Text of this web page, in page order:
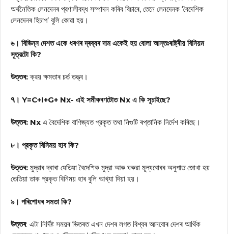
অর্থনৈতিক লেনদেনৰ প্রণালীবদ্ধ সম্পাদন কৰিব বিচাৰে, তেনে লেনদেনক ‘বৈদেশিক
লেনদেনৰ হিচাপ’ বুলি কোৱা হয়।
৬। বিভিন্ন দেশত একে ধৰণৰ দ্ৰব্যৰ দাম একেই হয় বোলা আন্তঃৰাষ্ট্ৰীয় বিনিয়ম
সূত্রটো কি?
উত্তৰ:ক্রয় ক্ষমতাৰ চৰ্ত তত্ত্ব।
۹। Y=C+I+G+ Nx- এই সমীকৰণটোত Nx এ কি সূচাইছে?
উত্তৰ: Nx এ বৈদেশিক বাণিজ্যত প্রকৃত তথা নিগুটি ৰপ্তানিক নির্দেশ কৰিছে।
৮। প্রকৃত বিনিময় হাব কি?
উত্তৰ: মুদ্রাৰ দ্বাৰা যেতিয়া বৈদেশিক মুদ্রা আৰু ঘৰুৱা মূল্যবোৰৰ অনুপাত জোখা হয়
তেতিয়া তাক প্রকৃত বিনিময় হাৰ বুলি আখ্যা দিয়া হয়।
৯। পৰিশোধৰ সমতা কি?
উত্তৰ: এটা নির্দিষ্ট সময়ৰ ভিতৰত এখন দেশৰ লগত বিশ্বৰ আনবোৰ দেশৰ আৰ্থিক